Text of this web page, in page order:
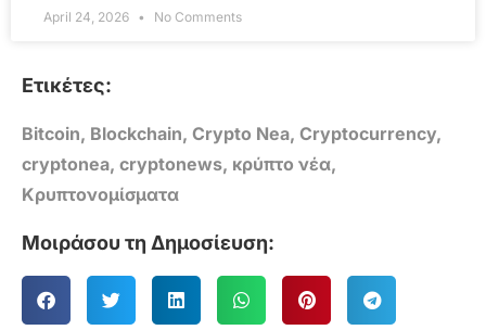
April 24, 2026 No Comments
Ετικέτες:
Bitcoin, Blockchain, Crypto Nea, Cryptocurrency,
cryptonea, cryptonews, κρύπτο νέα,
Κρυπτονομίσματα
Μοιράσου τη Δημοσίευση: